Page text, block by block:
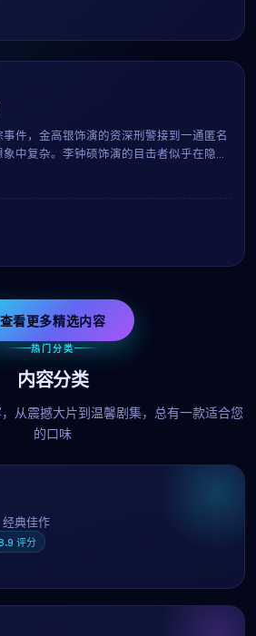
件，金高银饰演的资深刑警接到一通匿名
中复杂。李钟硕饰演的目击者似乎在隐瞒
他们带向一个被尘封多年的秘密。三池崇史
情反转层出不穷。
查看更多精选内容
热门分类
内容分类
从震撼大片到温馨剧集，总有一款适合您
的口味
经典佳作
评分